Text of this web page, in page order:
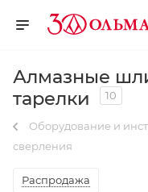
Алмазные
тарелки
10
Оборудование и
сверления
Распродажа